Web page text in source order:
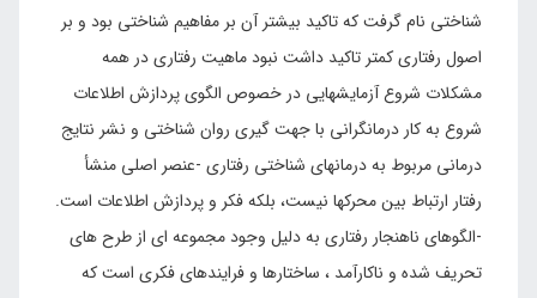
شناختی نام گرفت که تاکید بیشتر آن بر مفاهیم شناختی بود و بر
اصول رفتاری کمتر تاکید داشت نبود ماهیت رفتاری در همه
مشکلات شروع آزمایشهایی در خصوص الگوی پردازش اطلاعات
شروع به کار درمانگرانی با جهت گیری روان شناختی و نشر نتایج
درمانی مربوط به درمانهای شناختی رفتاری -عنصر اصلی منشأ
رفتار ارتباط بین محرکها نیست، بلکه فکر و پردازش اطلاعات است.
-الگوهای ناهنجار رفتاری به دلیل وجود مجموعه ای از طرح های
تحریف شده و ناکارآمد ، ساختارها و فرایندهای فکری است که